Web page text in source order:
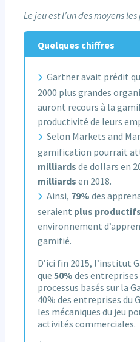
Le jeu est l’un des moyens
Quelques chiffres
Gartner avait prédit
2000 plus grandes
auront recours à la
productivité de leurs
Selon Markets and
gamification pourrait
milliards de dollars en
milliards en 2018.
Ainsi, 79% des
seraient plus
environnement
gamifié.
D’ici fin 2015, l’institut
que 50% des
processus basés sur la
40% des entreprises du
les mécaniques du jeu
activités commerciales.